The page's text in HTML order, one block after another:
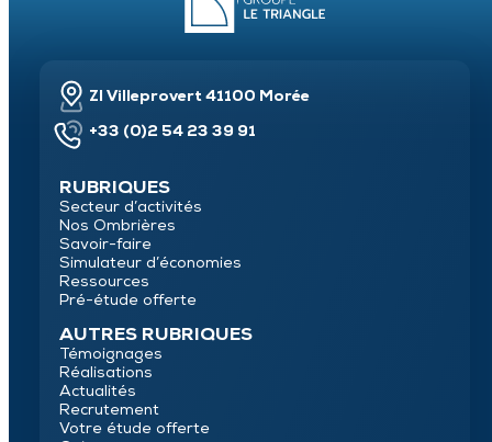
ZI Villeprovert 41100 Morée
+33 (0)2 54 23 39 91
RUBRIQUES
Secteur d’activités
Nos Ombrières
Savoir-faire
Simulateur d’économies
Ressources
Pré-étude offerte
AUTRES RUBRIQUES
Témoignages
Réalisations
Actualités
Recrutement
Votre étude offerte